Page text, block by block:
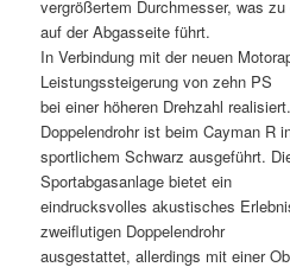
vergrößertem Durchmesser, was
auf der Abgasseite führt.
In Verbindung mit der neuen
Leistungssteigerung von zehn PS
bei einer höheren Drehzahl
Doppelendrohr ist beim Cayman R
sportlichem Schwarz ausgeführt.
Sportabgasanlage bietet ein
eindrucksvolles akustisches
zweiflutigen Doppelendrohr
ausgestattet, allerdings mit einer